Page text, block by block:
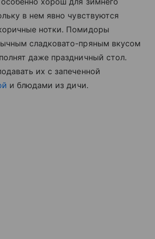
в нем явно чувствуются
нотки. Помидоры
сладковато-пряным вкусом
даже праздничный стол.
их с запеченной
и блюдами из дичи.